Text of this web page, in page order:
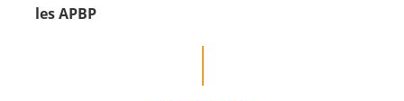
les APBP